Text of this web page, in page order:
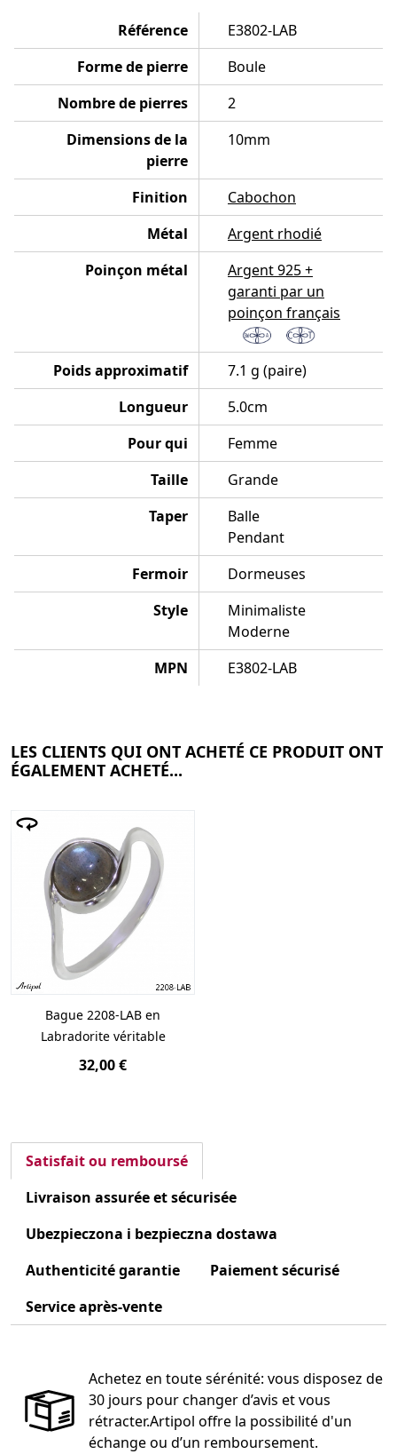
Référence
E3802-LAB
Forme de pierre
Boule
Nombre de pierres
2
Dimensions de la
pierre
10mm
Finition
Cabochon
Métal
Argent rhodié
Poinçon métal
Argent 925 +
garanti par un
poinçon français
Poids approximatif
7.1 g (paire)
Longueur
5.0cm
Pour qui
Femme
Taille
Grande
Taper
Balle
Pendant
Fermoir
Dormeuses
Style
Minimaliste
Moderne
MPN
E3802-LAB
LES CLIENTS QUI ONT ACHETÉ CE PRODUIT ONT
ÉGALEMENT ACHETÉ...
Bague 2208-LAB en
Labradorite véritable
32,00 €
Satisfait ou remboursé
Livraison assurée et sécurisée
Ubezpieczona i bezpieczna dostawa
Authenticité garantie
Paiement sécurisé
Service après-vente
Achetez en toute sérénité: vous disposez de
30 jours pour changer d’avis et vous
rétracter.Artipol offre la possibilité d'un
échange ou d’un remboursement.